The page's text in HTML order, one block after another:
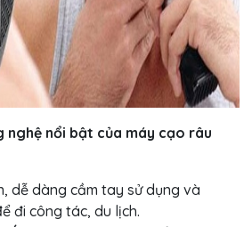
nghệ nổi bật của máy cạo râu
dễ dàng cầm tay sử dụng và
đi công tác, du lịch.